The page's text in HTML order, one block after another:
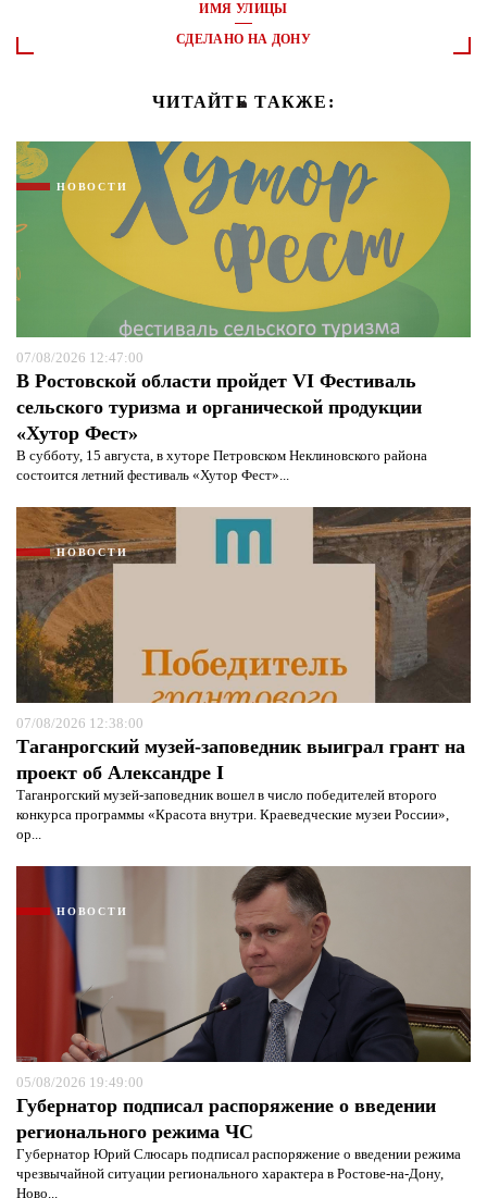
ИМЯ УЛИЦЫ
СДЕЛАНО НА ДОНУ
ЧИТАЙТЕ ТАКЖЕ:
НОВОСТИ
07/08/2026 12:47:00
В Ростовской области пройдет VI Фестиваль
сельского туризма и органической продукции
«Хутор Фест»
В субботу, 15 августа, в хуторе Петровском Неклиновского района
состоится летний фестиваль «Хутор Фест»...
НОВОСТИ
07/08/2026 12:38:00
Таганрогский музей-заповедник выиграл грант на
проект об Александре I
Таганрогский музей-заповедник вошел в число победителей второго
конкурса программы «Красота внутри. Краеведческие музеи России»,
ор...
НОВОСТИ
05/08/2026 19:49:00
Губернатор подписал распоряжение о введении
регионального режима ЧС
Губернатор Юрий Слюсарь подписал распоряжение о введении режима
чрезвычайной ситуации регионального характера в Ростове-на-Дону,
Ново...